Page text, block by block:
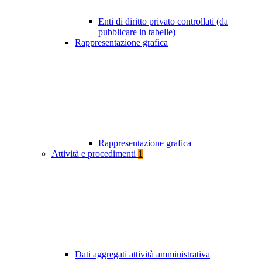
Enti di diritto privato controllati (da
pubblicare in tabelle)
Rappresentazione grafica
Rappresentazione grafica
Attività e procedimenti 1
Dati aggregati attività amministrativa